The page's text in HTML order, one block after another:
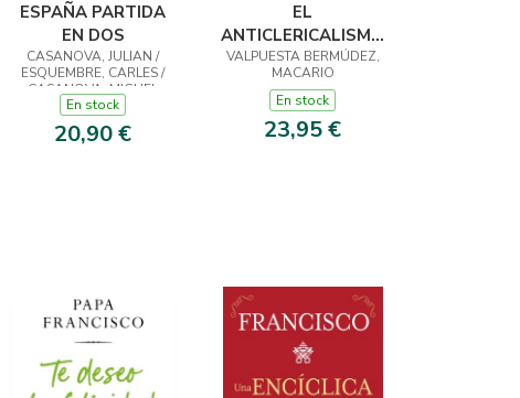
ESPAÑA PARTIDA
EN DOS
CASANOVA, JULIAN /
ESQUEMBRE, CARLES /
CASANOVA, MIGUEL
En stock
20,90 €
EL
ANTICLERICALISMO
EN ESPAÑA
VALPUESTA BERMÚDEZ,
MACARIO
En stock
23,95 €